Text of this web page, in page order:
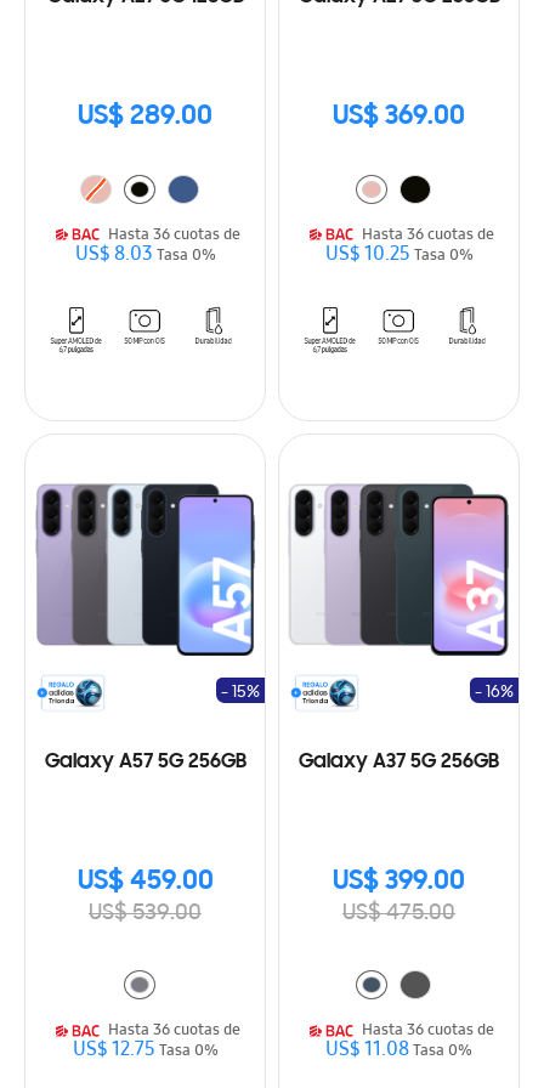
US$ 289.00
Hasta 36 cuotas de
US$ 8.03Tasa 0%
US$ 369.00
Hasta 36 cuotas de
US$ 10.25Tasa 0%
Galaxy A57 5G 256GB
US$ 459.00
US$ 539.00
- 15%
Hasta 36 cuotas de
US$ 12.75Tasa 0%
Galaxy A37 5G 256GB
US$ 399.00
US$ 475.00
- 16%
Hasta 36 cuotas de
US$ 11.08Tasa 0%